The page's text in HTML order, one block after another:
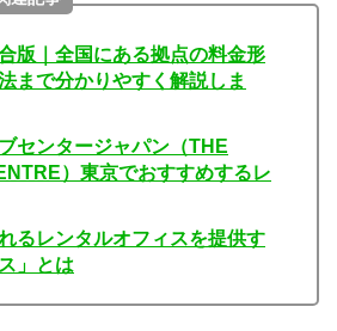
版｜全国にある拠点の料金形
まで分かりやすく解説しま
センタージャパン（THE
）東京でおすすめするレ
るレンタルオフィスを提供す
」とは